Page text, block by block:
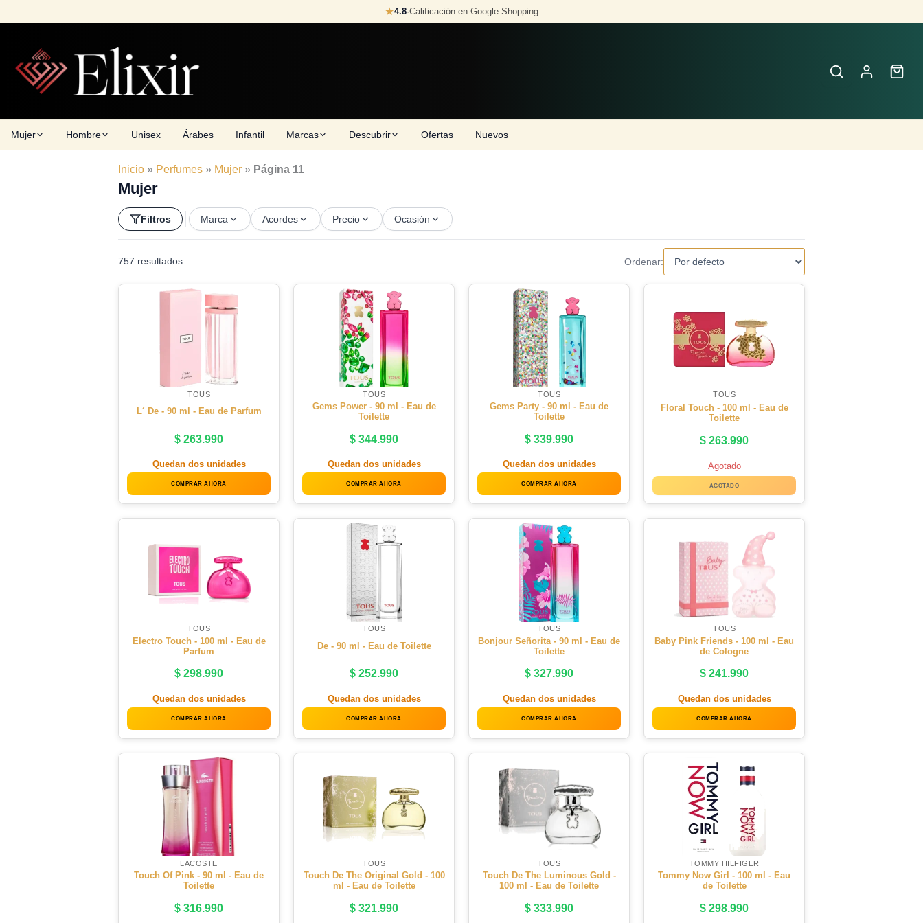
to
★4.8·Calificación en Google Shopping
Mujer Hombre Unisex Árabes Infantil Marcas Descubrir Ofertas Nuevos
Inicio » Perfumes » Mujer » Página 11
Mujer
Filtros Marca Acordes Precio Ocasión
757 resultados Ordenar:
TOUS
L´ De - 90 ml - Eau de Parfum
$ 263.990
Quedan dos unidades
COMPRAR AHORA
TOUS
Gems Power - 90 ml - Eau de
Toilette
$ 344.990
Quedan dos unidades
COMPRAR AHORA
TOUS
Gems Party - 90 ml - Eau de
Toilette
$ 339.990
Quedan dos unidades
COMPRAR AHORA
TOUS
Floral Touch - 100 ml - Eau de
Toilette
$ 263.990
Agotado
AGOTADO
TOUS
Electro Touch - 100 ml - Eau de
Parfum
$ 298.990
Quedan dos unidades
COMPRAR AHORA
TOUS
De - 90 ml - Eau de Toilette
$ 252.990
Quedan dos unidades
COMPRAR AHORA
TOUS
Bonjour Señorita - 90 ml - Eau de
Toilette
$ 327.990
Quedan dos unidades
COMPRAR AHORA
TOUS
Baby Pink Friends - 100 ml - Eau
de Cologne
$ 241.990
Quedan dos unidades
COMPRAR AHORA
LACOSTE
Touch Of Pink - 90 ml - Eau de
Toilette
$ 316.990
TOUS
Touch De The Original Gold - 100
ml - Eau de Toilette
$ 321.990
TOUS
Touch De The Luminous Gold -
100 ml - Eau de Toilette
$ 333.990
TOMMY HILFIGER
Tommy Now Girl - 100 ml - Eau
de Toilette
$ 298.990